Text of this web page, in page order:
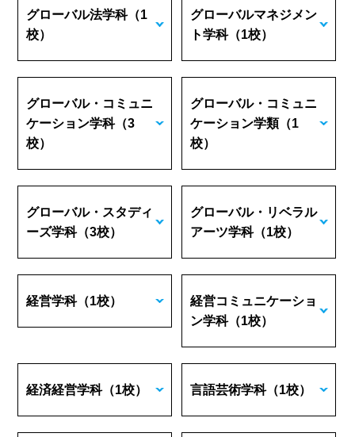
グローバル法学科（1
校）
グローバルマネジメン
ト学科（1校）
グローバル・コミュニ
ケーション学科（3
校）
グローバル・コミュニ
ケーション学類（1
校）
グローバル・スタディ
ーズ学科（3校）
グローバル・リベラル
アーツ学科（1校）
経営学科（1校）
経営コミュニケーショ
ン学科（1校）
経済経営学科（1校） 言語芸術学科（1校）